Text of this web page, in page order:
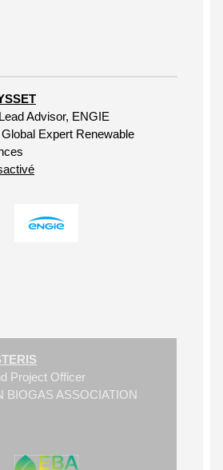
Advisor, ENGIE
Expert Renewable
Project Officer
BIOGAS ASSOCIATION